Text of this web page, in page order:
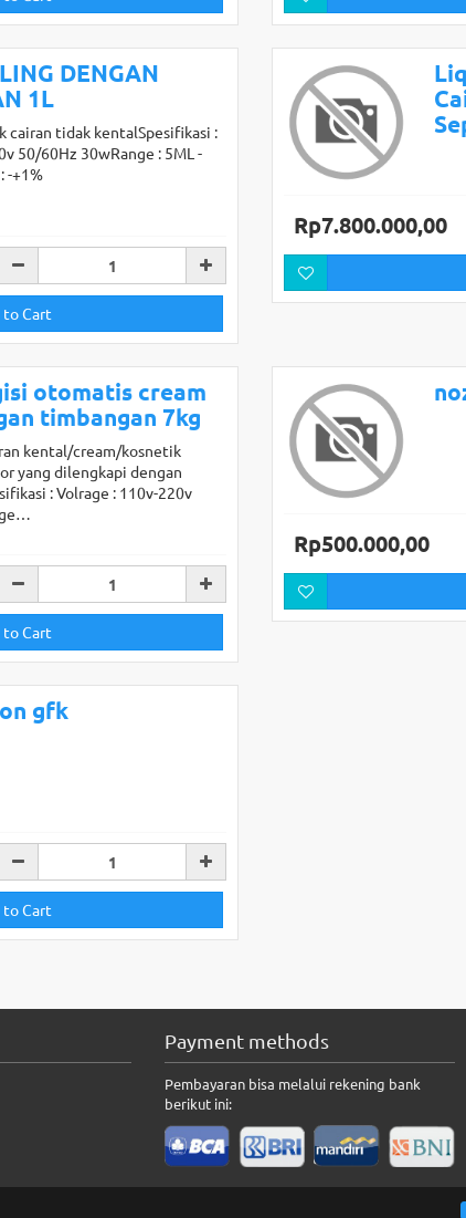
DENGAN
1L
tidak kentalSpesifikasi :
50/60Hz 30wRange : 5ML -
-+1%
to Cart
Rp7.800.000,00
otomatis cream
timbangan 7kg
kental/cream/kosnetik
yang dilengkapi dengan
: Volrage : 110v-220v
to Cart
Rp500.000,00
gfk
to Cart
Payment methods
Pembayaran bisa melalui rekening bank
berikut ini: